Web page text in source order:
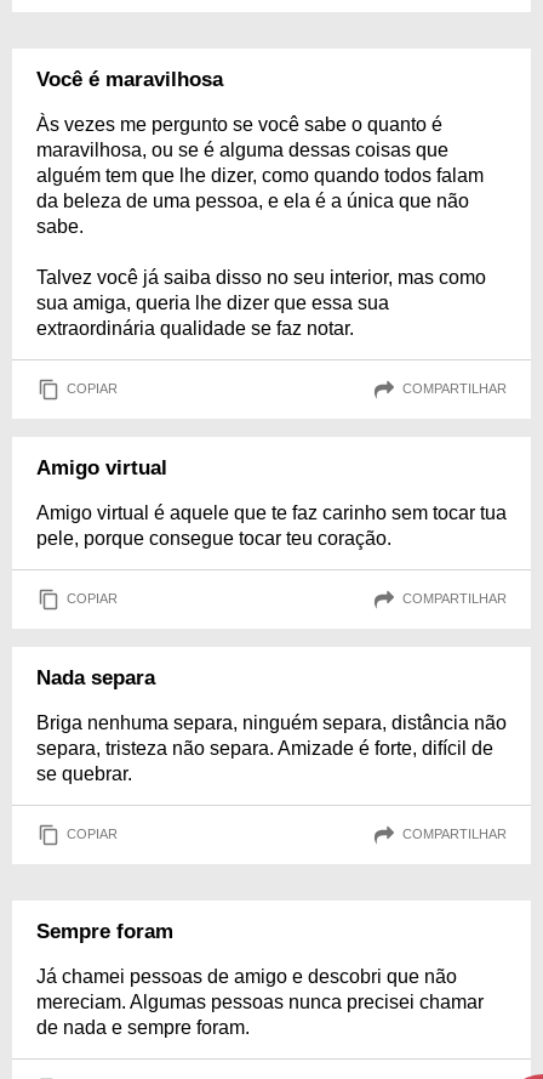
Você é maravilhosa
Às vezes me pergunto se você sabe o quanto é
maravilhosa, ou se é alguma dessas coisas que
alguém tem que lhe dizer, como quando todos falam
da beleza de uma pessoa, e ela é a única que não
sabe.
Talvez você já saiba disso no seu interior, mas como
sua amiga, queria lhe dizer que essa sua
extraordinária qualidade se faz notar.
COPIAR COMPARTILHAR
Amigo virtual
Amigo virtual é aquele que te faz carinho sem tocar tua
pele, porque consegue tocar teu coração.
COPIAR COMPARTILHAR
Nada separa
Briga nenhuma separa, ninguém separa, distância não
separa, tristeza não separa. Amizade é forte, difícil de
se quebrar.
COPIAR COMPARTILHAR
Sempre foram
Já chamei pessoas de amigo e descobri que não
mereciam. Algumas pessoas nunca precisei chamar
de nada e sempre foram.